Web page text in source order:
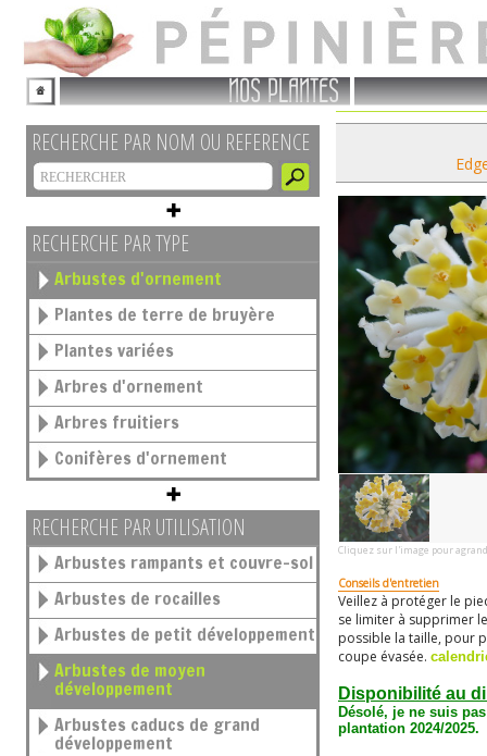
NOS PLANTES
RECHERCHE PAR NOM OU REFERENCE
RECHERCHE PAR TYPE
Arbustes d'ornement
Plantes de terre de bruyère
Plantes variées
Arbres d'ornement
Arbres fruitiers
Conifères d'ornement
RECHERCHE PAR UTILISATION
Arbustes rampants et couvre-sol
Arbustes de rocailles
Arbustes de petit développement
Arbustes de moyen
développement
Arbustes caducs de grand
développement
Cliquez sur l'image pour
Conseils d'entretien
Veillez à protéger le
se limiter à supprimer
possible la taille, pour
coupe évasée.
Disponibilité au
Désolé, je ne suis
plantation 2024/2025.